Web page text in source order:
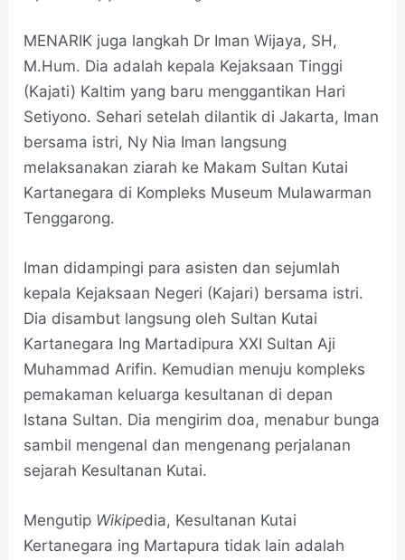
MENARIK juga langkah Dr Iman Wijaya, SH,
M.Hum. Dia adalah kepala Kejaksaan Tinggi
(Kajati) Kaltim yang baru menggantikan Hari
Setiyono. Sehari setelah dilantik di Jakarta, Iman
bersama istri, Ny Nia Iman langsung
melaksanakan ziarah ke Makam Sultan Kutai
Kartanegara di Kompleks Museum Mulawarman
Tenggarong.
Iman didampingi para asisten dan sejumlah
kepala Kejaksaan Negeri (Kajari) bersama istri.
Dia disambut langsung oleh Sultan Kutai
Kartanegara Ing Martadipura XXI Sultan Aji
Muhammad Arifin. Kemudian menuju kompleks
pemakaman keluarga kesultanan di depan
Istana Sultan. Dia mengirim doa, menabur bunga
sambil mengenal dan mengenang perjalanan
sejarah Kesultanan Kutai.
Mengutip Wikipedia, Kesultanan Kutai
Kertanegara ing Martapura tidak lain adalah